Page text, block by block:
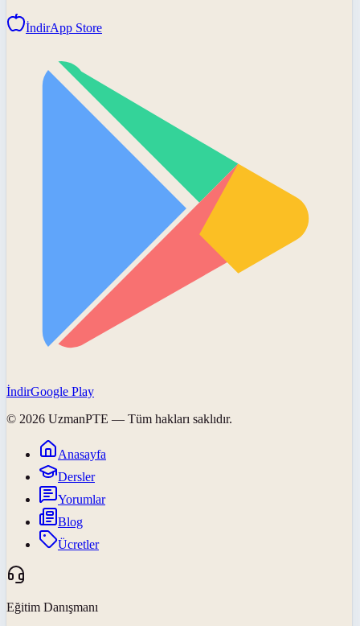
İndirApp Store
İndirGoogle Play
© 2026 UzmanPTE — Tüm hakları saklıdır.
Anasayfa
Dersler
Yorumlar
Blog
Ücretler
Eğitim Danışmanı